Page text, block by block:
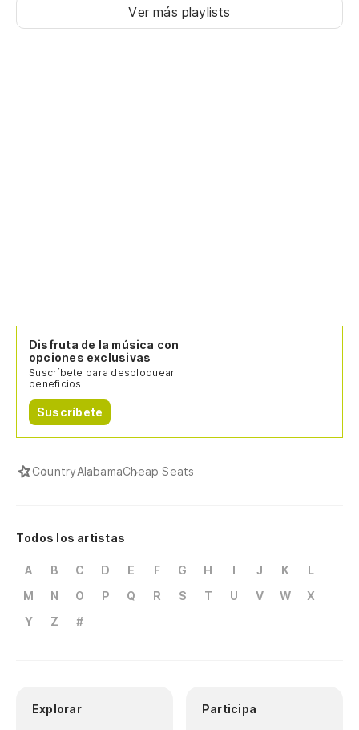
Ver más playlists
Disfruta de la música con
opciones exclusivas
Suscríbete para desbloquear
beneficios.
Suscríbete
CountryAlabamaCheap Seats
Todos los artistas
A B C D E F G H I J K
L
M
N O P Q R S T U V W
X
Y
Z #
Explorar Participa